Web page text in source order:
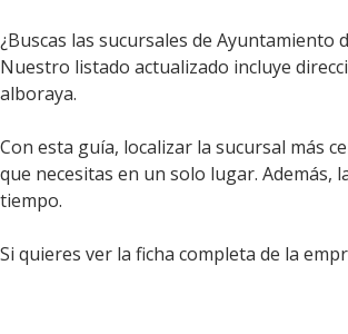
¿Buscas las sucursales de
Nuestro listado actualizado incluye
alboraya.
Con esta guía, localizar la sucursal más
que necesitas en un solo lugar.
tiempo.
Si quieres ver la ficha completa de la